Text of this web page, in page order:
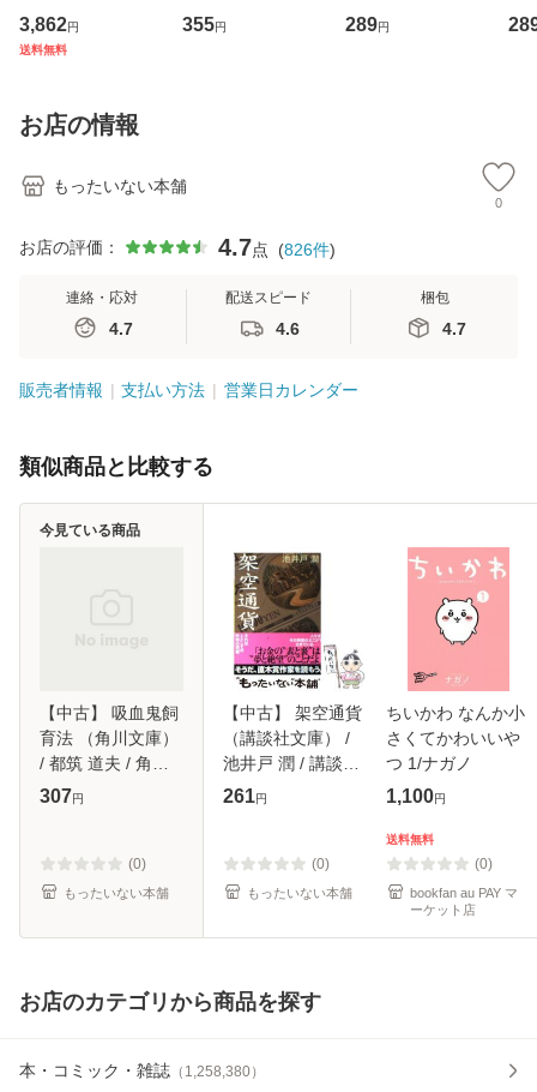
専門職の看護マネ
ジメントスキル 改
恵 藤本幸三 / 南江
堂 [単行
3,862円
送料無料
キューンレコード
[CD]【メール便送
355円
のがかり / [CD]
【メール便送料無
289円
産
お店の情報
もったいない本舗
0
お店の評価： 4.7点 (826件)
連絡・応対
4.7
配送スピード
4.6
梱包
4.7
販売者情報 支払い方法 営業日カレンダー
類似商品と比較する
【中古】 吸血鬼飼
育法 （角川文庫）
/ 都筑 道夫 / 角川
書店 [文庫]【メー
307円
(0)
もったいない本舗
今見ている商品
【中古】 架空通貨
（講談社文庫） /
池井戸 潤 / 講談社
[文庫]【メール便送
261円
(0)
もったいない本舗
ちいかわ なんか小
さくてかわいいや
つ 1/ナガノ
1,100円
送料無料
(0)
bookfan au PAY マ
ーケット店
お店のカテゴリから商品を探す
本・コミック・雑誌 （ 1,258,380）